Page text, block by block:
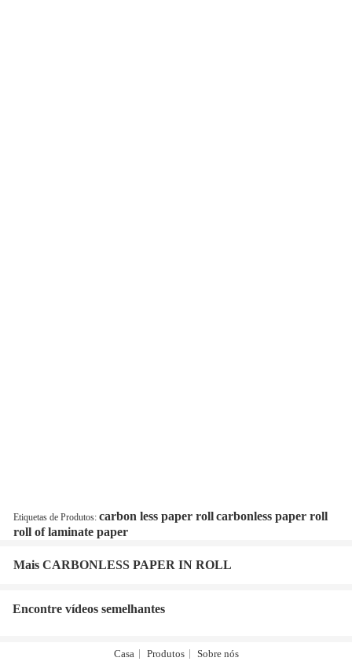
Etiquetas de Produtos: carbon less paper rollcarbonless paper roll
roll of laminate paper
Mais CARBONLESS PAPER IN ROLL
Encontre vídeos semelhantes
Casa Produtos Sobre nós